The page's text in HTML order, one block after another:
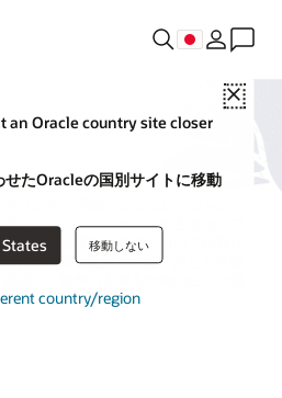
Close
an Oracle country site closer
たOracleの国別サイトに移動
移動しない
country/region
リング、予測、シミュレーション、
レッドシート・ベースの主要なアプ
影響する重要な要因について比類な
Ballを使用すれば、たとえ不確
成し、競争力を得るための正しい戦
。